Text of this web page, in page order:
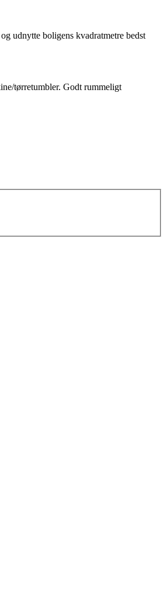
udnytte boligens kvadratmetre bedst
tørretumbler. Godt rummeligt